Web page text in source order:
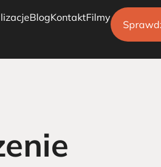
BlogKontaktFilmy